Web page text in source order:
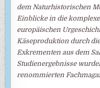
dem Naturhistorischen
Einblicke in die
europäischen
Käseproduktion durch
Exkrementen aus dem
Studienergebnisse
renommierten